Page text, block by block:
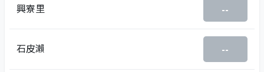
興寮里 --
石皮瀨 --